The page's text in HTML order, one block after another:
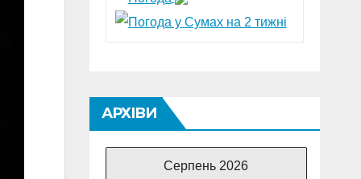
АРХІВИ
Серпень 2026